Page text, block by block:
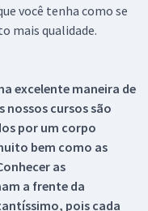
você tenha como se
mais qualidade.
excelente maneira de
nossos cursos são
por um corpo
bem como as
as
a frente da
pois cada